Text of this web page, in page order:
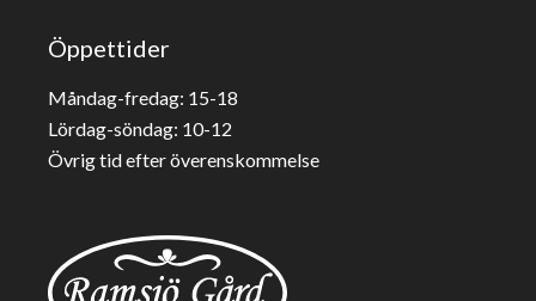
Öppettider
Måndag-fredag: 15-18
Lördag-söndag: 10-12
Övrig tid efter överenskommelse